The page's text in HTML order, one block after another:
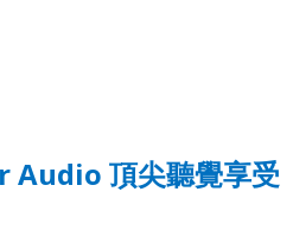
Audio 頂尖聽覺享受